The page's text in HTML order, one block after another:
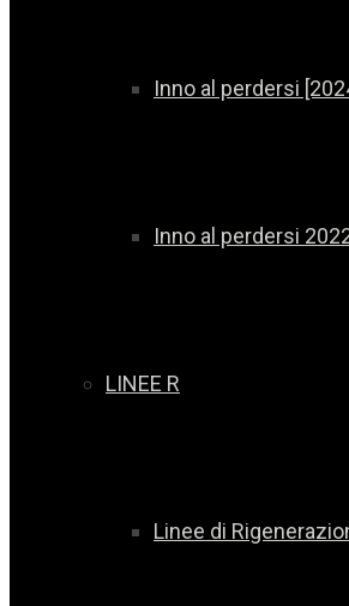
Inno al perdersi
Inno al perdersi
LINEE R
Linee di